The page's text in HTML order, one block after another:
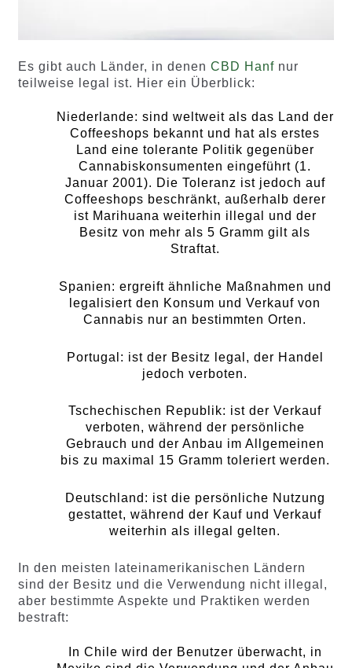
Es gibt auch Länder, in denen CBD Hanfnur
teilweise legal ist. Hier ein Überblick:
Niederlande: sind weltweit als das Land der
Coffeeshops bekannt und hat als erstes
Land eine tolerante Politik gegenüber
Cannabiskonsumenten eingeführt (1.
Januar 2001). Die Toleranz ist jedoch auf
Coffeeshops beschränkt, außerhalb derer
ist Marihuana weiterhin illegal und der
Besitz von mehr als 5 Gramm gilt als
Straftat.
Spanien: ergreift ähnliche Maßnahmen und
legalisiert den Konsum und Verkauf von
Cannabis nur an bestimmten Orten.
Portugal: ist der Besitz legal, der Handel
jedoch verboten.
Tschechischen Republik: ist der Verkauf
verboten, während der persönliche
Gebrauch und der Anbau im Allgemeinen
bis zu maximal 15 Gramm toleriert werden.
Deutschland: ist die persönliche Nutzung
gestattet, während der Kauf und Verkauf
weiterhin als illegal gelten.
In den meisten lateinamerikanischen Ländern
sind der Besitz und die Verwendung nicht illegal,
aber bestimmte Aspekte und Praktiken werden
bestraft:
In Chile wird der Benutzer überwacht, in